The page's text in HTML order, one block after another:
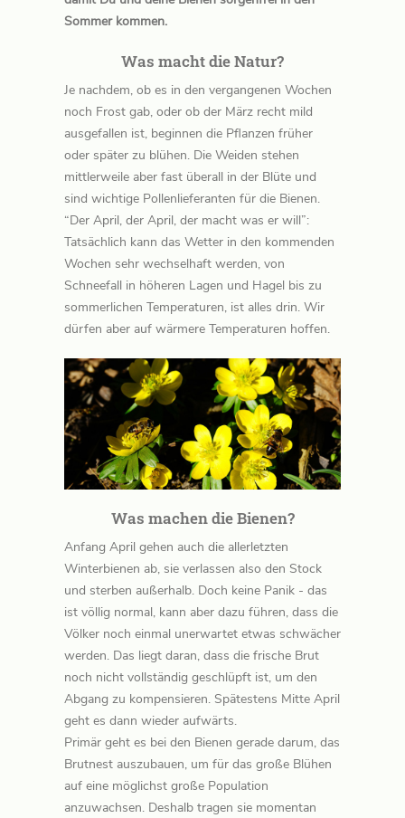
Sommer kommen.
Was macht die Natur?
Je nachdem, ob es in den vergangenen Wochen
noch Frost gab, oder ob der März recht mild
ausgefallen ist, beginnen die Pflanzen früher
oder später zu blühen. Die Weiden stehen
mittlerweile aber fast überall in der Blüte und
sind wichtige Pollenlieferanten für die Bienen.
“Der April, der April, der macht was er will”:
Tatsächlich kann das Wetter in den kommenden
Wochen sehr wechselhaft werden, von
Schneefall in höheren Lagen und Hagel bis zu
sommerlichen Temperaturen, ist alles drin. Wir
dürfen aber auf wärmere Temperaturen hoffen.
Was machen die Bienen?
Anfang April gehen auch die allerletzten
Winterbienen ab, sie verlassen also den Stock
und sterben außerhalb. Doch keine Panik - das
ist völlig normal, kann aber dazu führen, dass die
Völker noch einmal unerwartet etwas schwächer
werden. Das liegt daran, dass die frische Brut
noch nicht vollständig geschlüpft ist, um den
Abgang zu kompensieren. Spätestens Mitte April
geht es dann wieder aufwärts.
Primär geht es bei den Bienen gerade darum, das
Brutnest auszubauen, um für das große Blühen
auf eine möglichst große Population
anzuwachsen. Deshalb tragen sie momentan